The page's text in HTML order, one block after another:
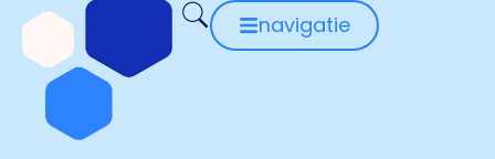
navigatie